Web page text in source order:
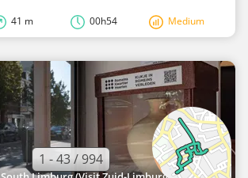
41 m 00h54 Medium
1 - 43 / 994